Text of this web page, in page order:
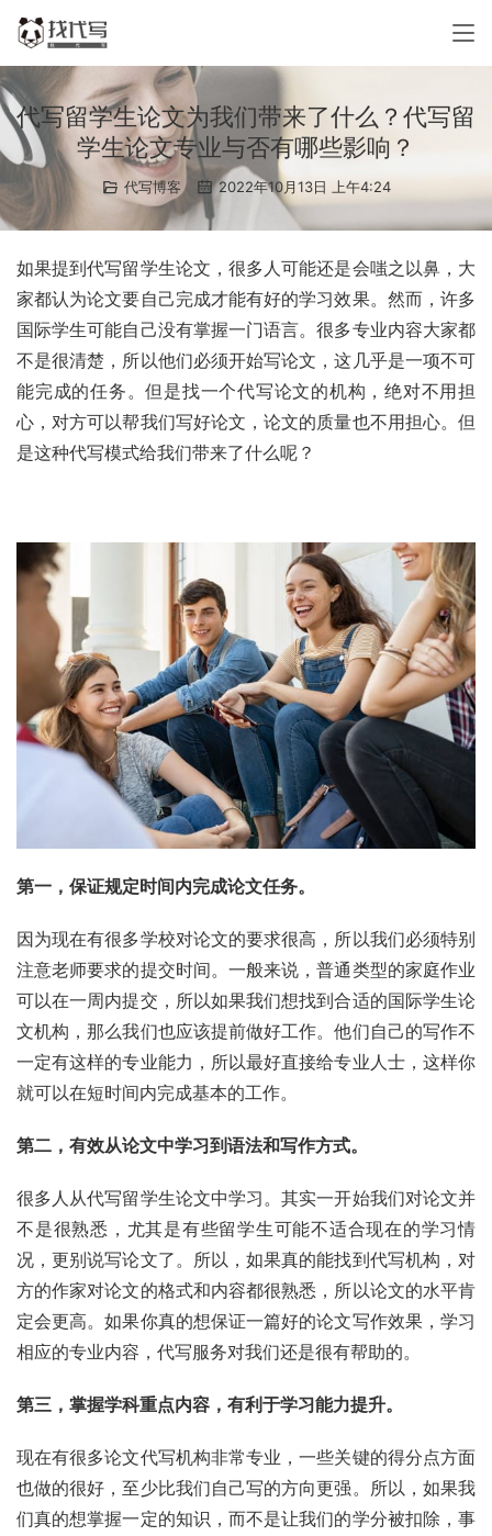
代写留学生论文为我们带来了什么？代写留
学生论文专业与否有哪些影响？
代写博客 2022年10月13日 上午4:24
如果提到代写留学生论文，很多人可能还是会嗤之以鼻，大
家都认为论文要自己完成才能有好的学习效果。然而，许多
国际学生可能自己没有掌握一门语言。很多专业内容大家都
不是很清楚，所以他们必须开始写论文，这几乎是一项不可
能完成的任务。但是找一个代写论文的机构，绝对不用担
心，对方可以帮我们写好论文，论文的质量也不用担心。但
是这种代写模式给我们带来了什么呢？
第一，保证规定时间内完成论文任务。
因为现在有很多学校对论文的要求很高，所以我们必须特别
注意老师要求的提交时间。一般来说，普通类型的家庭作业
可以在一周内提交，所以如果我们想找到合适的国际学生论
文机构，那么我们也应该提前做好工作。他们自己的写作不
一定有这样的专业能力，所以最好直接给专业人士，这样你
就可以在短时间内完成基本的工作。
第二，有效从论文中学习到语法和写作方式。
很多人从代写留学生论文中学习。其实一开始我们对论文并
不是很熟悉，尤其是有些留学生可能不适合现在的学习情
况，更别说写论文了。所以，如果真的能找到代写机构，对
方的作家对论文的格式和内容都很熟悉，所以论文的水平肯
定会更高。如果你真的想保证一篇好的论文写作效果，学习
相应的专业内容，代写服务对我们还是很有帮助的。
第三，掌握学科重点内容，有利于学习能力提升。
现在有很多论文代写机构非常专业，一些关键的得分点方面
也做的很好，至少比我们自己写的方向更强。所以，如果我
们真的想掌握一定的知识，而不是让我们的学分被扣除，事